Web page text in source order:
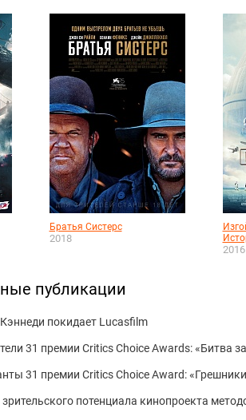
Братья Систерс
2018
2016
публикации
покидает Lucasfilm
31 премии Critics Choice Awards: «Битва
31 премии Critics Choice Award:
потенциала кинопроекта